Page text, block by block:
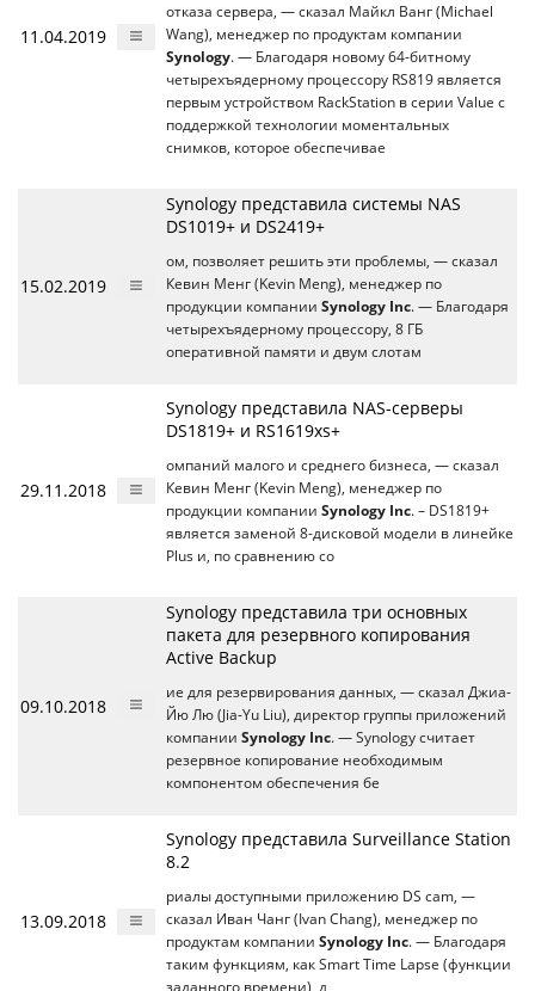
11.04.2019
отказа сервера, — сказал Майкл Ванг (Michael
Wang), менеджер по продуктам компании
Synology. — Благодаря новому 64-битному
четырехъядерному процессору RS819 является
первым устройством RackStation в серии Value с
поддержкой технологии моментальных
снимков, которое обеспечивае
15.02.2019
Synology представила системы NAS
DS1019+ и DS2419+
ом, позволяет решить эти проблемы, — сказал
Кевин Менг (Kevin Meng), менеджер по
продукции компании Synology Inc. — Благодаря
четырехъядерному процессору, 8 ГБ
оперативной памяти и двум слотам
29.11.2018
Synology представила NAS-серверы
DS1819+ и RS1619xs+
омпаний малого и среднего бизнеса, — сказал
Кевин Менг (Kevin Meng), менеджер по
продукции компании Synology Inc. – DS1819+
является заменой 8-дисковой модели в линейке
Plus и, по сравнению со
09.10.2018
Synology представила три основных
пакета для резервного копирования
Active Backup
ие для резервирования данных, — сказал Джиа-
Йю Лю (Jia-Yu Liu), директор группы приложений
компании Synology Inc. — Synology считает
резервное копирование необходимым
компонентом обеспечения бе
13.09.2018
Synology представила Surveillance Station
8.2
риалы доступными приложению DS cam, —
сказал Иван Чанг (Ivan Chang), менеджер по
продуктам компании Synology Inc. — Благодаря
таким функциям, как Smart Time Lapse (функции
заданного времени), д